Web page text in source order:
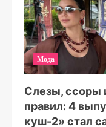
Мода
Слезы, ссоры
правил: 4
куш-2» стал